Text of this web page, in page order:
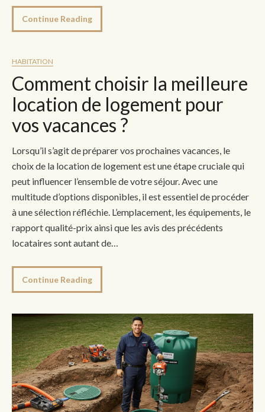
Continue Reading
HABITATION
Comment choisir la meilleure
location de logement pour
vos vacances ?
Lorsqu’il s’agit de préparer vos prochaines vacances, le
choix de la location de logement est une étape cruciale qui
peut influencer l’ensemble de votre séjour. Avec une
multitude d’options disponibles, il est essentiel de procéder
à une sélection réfléchie. L’emplacement, les équipements, le
rapport qualité-prix ainsi que les avis des précédents
locataires sont autant de…
Continue Reading